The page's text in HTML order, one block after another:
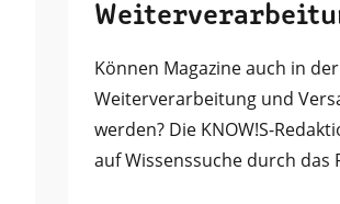
Können Magazine auch in der
Weiterverarbeitung und
werden? Die KNOW!S-
auf Wissenssuche durch das